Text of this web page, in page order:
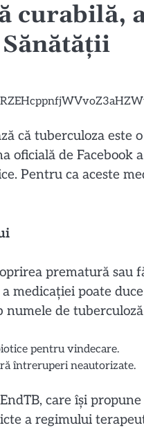
curabilă,
că tuberculoza este
oficială de Facebook
Pentru ca aceste
prematură sau
medicației poate
de
pentru vindecare.
întreruperi neautorizate.
care își propune
a regimului